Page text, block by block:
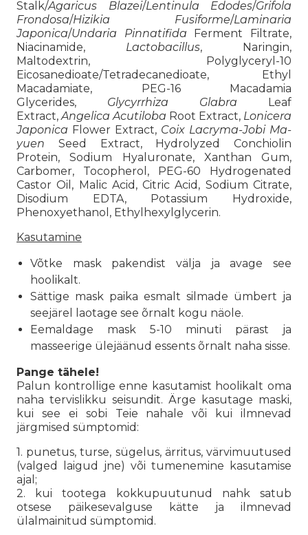
Stalk/Agaricus Blazei/Lentinula Edodes/Grifola
Frondosa/Hizikia Fusiforme/Laminaria
Japonica/Undaria Pinnatifida Ferment Filtrate,
Niacinamide, Lactobacillus, Naringin,
Maltodextrin, Polyglyceryl-10
Eicosanedioate/Tetradecanedioate, Ethyl
Macadamiate, PEG-16 Macadamia
Glycerides, Glycyrrhiza Glabra Leaf
Extract, Angelica Acutiloba Root Extract, Lonicera
Japonica Flower Extract, Coix Lacryma-Jobi Ma-
yuen Seed Extract, Hydrolyzed Conchiolin
Protein, Sodium Hyaluronate, Xanthan Gum,
Carbomer, Tocopherol, PEG-60 Hydrogenated
Castor Oil, Malic Acid, Citric Acid, Sodium Citrate,
Disodium EDTA, Potassium Hydroxide,
Phenoxyethanol, Ethylhexylglycerin.
Kasutamine
Võtke mask pakendist välja ja avage see
hoolikalt.
Sättige mask paika esmalt silmade ümbert ja
seejärel laotage see õrnalt kogu näole.
Eemaldage mask 5-10 minuti pärast ja
masseerige ülejäänud essents õrnalt naha sisse.
Pange tähele!
Palun kontrollige enne kasutamist hoolikalt oma
naha tervislikku seisundit. Ärge kasutage maski,
kui see ei sobi Teie nahale või kui ilmnevad
järgmised sümptomid:
1. punetus, turse, sügelus, ärritus, värvimuutused
(valged laigud jne) või tumenemine kasutamise
ajal;
2. kui tootega kokkupuutunud nahk satub
otsese päikesevalguse kätte ja ilmnevad
ülalmainitud sümptomid.